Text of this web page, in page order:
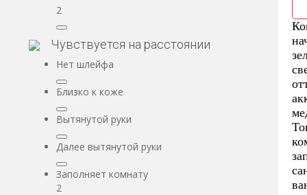
2
Чувствуется на расстоянии
Нет шлейфа
Близко к коже
Вытянутой руки
Далее вытянутой руки
Заполняет комнату
2